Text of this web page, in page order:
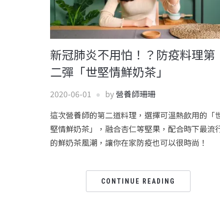
新冠肺炎不用怕！？防疫料理第
二彈「世堅情鮮奶茶」
2020-06-01 by營養師珊珊
這次營養師的第二道料理，選擇可溫熱飲用的「
堅情鮮奶茶」，融合杏仁等堅果，配合時下最流
的鮮奶茶風潮，讓你在家防疫也可以很時尚！
CONTINUE READING